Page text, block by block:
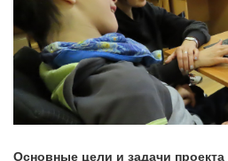
Основные цели и задачи проекта